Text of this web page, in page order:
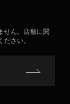
せん。店舗に関
さい。